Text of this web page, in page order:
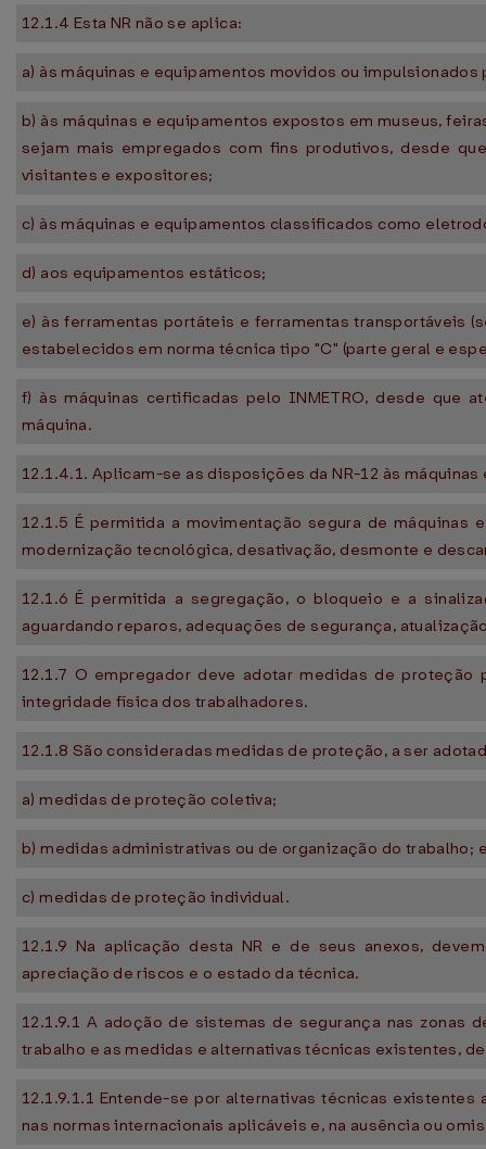
12.1.4 Esta NR não se aplica:
a) às máquinas e equipamentos movidos ou impulsionados
b) às máquinas e equipamentos expostos em museus,
sejam mais empregados com fins produtivos, desde
visitantes e expositores;
c) às máquinas e equipamentos classificados como
d) aos equipamentos estáticos;
e) às ferramentas portáteis e ferramentas transportáveis
estabelecidos em norma técnica tipo "C" (parte geral e
f) às máquinas certificadas pelo INMETRO, desde que
máquina.
12.1.4.1. Aplicam-se as disposições da NR-12 às
12.1.5 É permitida a movimentação segura de
modernização tecnológica, desativação, desmonte e
12.1.6 É permitida a segregação, o bloqueio e a
aguardando reparos, adequações de segurança,
12.1.7 O empregador deve adotar medidas de
integridade física dos trabalhadores.
12.1.8 São consideradas medidas de proteção, a ser
a) medidas de proteção coletiva;
b) medidas administrativas ou de organização do trabalho;
c) medidas de proteção individual.
12.1.9 Na aplicação desta NR e de seus anexos,
apreciação de riscos e o estado da técnica.
12.1.9.1 A adoção de sistemas de segurança nas
trabalho e as medidas e alternativas técnicas existentes,
12.1.9.1.1 Entende-se por alternativas técnicas
nas normas internacionais aplicáveis e, na ausência ou